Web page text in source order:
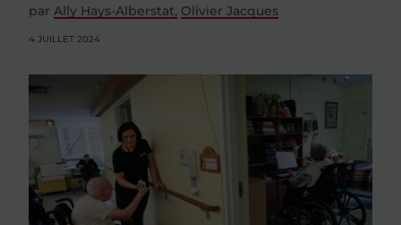
par Ally Hays-Alberstat Olivier Jacques
4 JUILLET 2024